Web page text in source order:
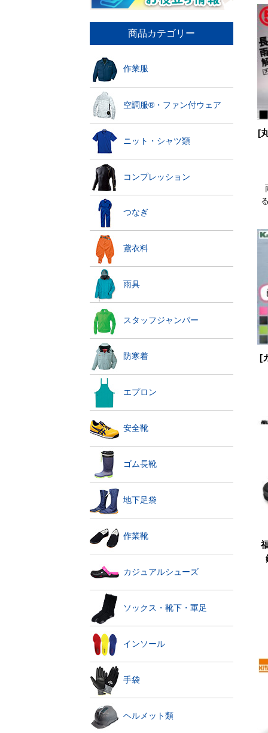
商品カテゴリー
作業服
空調服®・ファン付ウェア
ニット・シャツ類
コンプレッション
つなぎ
鳶衣料
雨具
スタッフジャンパー
防寒着
エプロン
安全靴
ゴム長靴
地下足袋
作業靴
カジュアルシューズ
ソックス・靴下・軍足
インソール
手袋
ヘルメット類
[
[